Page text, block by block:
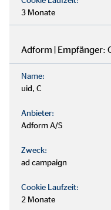
3 Monate
Adform | Empfänger:
Name:
uid, C
Anbieter:
Adform A/S
Zweck:
ad campaign
Cookie Laufzeit:
2 Monate